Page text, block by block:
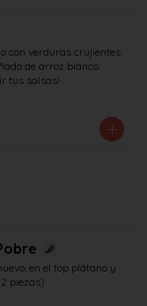
con verduras crujientes
de arroz blanco.
tus salsas!
en el top plátano y
piezas)